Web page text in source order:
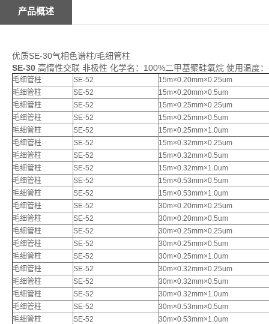
产品概述
优质SE-30气相色谱柱/毛细管柱
SE-30 高惰性交联 非极性 化学名：100%二甲基聚硅氧烷 使用温
毛细管柱 SE-52
15m×0.20mm×0.25um
毛细管柱
SE-52
15m×0.20mm×0.5um
毛细管柱
SE-52
15m×0.25mm×0.25um
毛细管柱
SE-52
15m×0.25mm×0.5um
毛细管柱
SE-52
15m×0.25mm×1.0um
毛细管柱
SE-52
15m×0.32mm×0.25um
毛细管柱
SE-52
15m×0.32mm×0.5um
毛细管柱
SE-52
15m×0.32mm×1.0um
毛细管柱
SE-52
15m×0.53mm×0.5um
毛细管柱
SE-52
15m×0.53mm×1.0um
毛细管柱
SE-52
30m×0.20mm×0.25um
毛细管柱
SE-52
30m×0.20mm×0.5um
毛细管柱
SE-52
30m×0.25mm×0.25um
毛细管柱
SE-52
30m×0.25mm×0.5um
毛细管柱
SE-52
30m×0.25mm×1.0um
毛细管柱
SE-52
30m×0.32mm×0.25um
毛细管柱
SE-52
30m×0.32mm×0.5um
毛细管柱
SE-52
30m×0.32mm×1.0um
毛细管柱
SE-52
30m×0.53mm×0.5um
毛细管柱
SE-52
30m×0.53mm×1.0um